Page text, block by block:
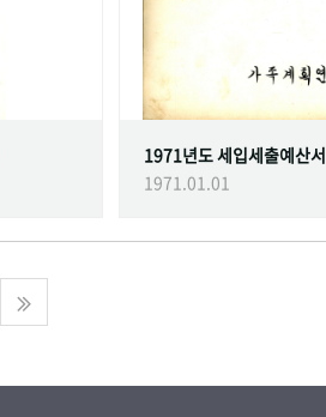
1971년도 세입세출예산서
1971.01.01